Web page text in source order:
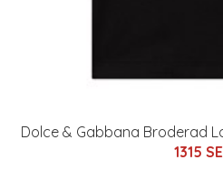
Dolce & Gabbana Broderad
1315